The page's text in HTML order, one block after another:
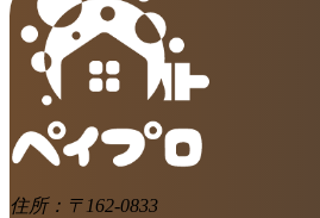
住所：〒162-0833